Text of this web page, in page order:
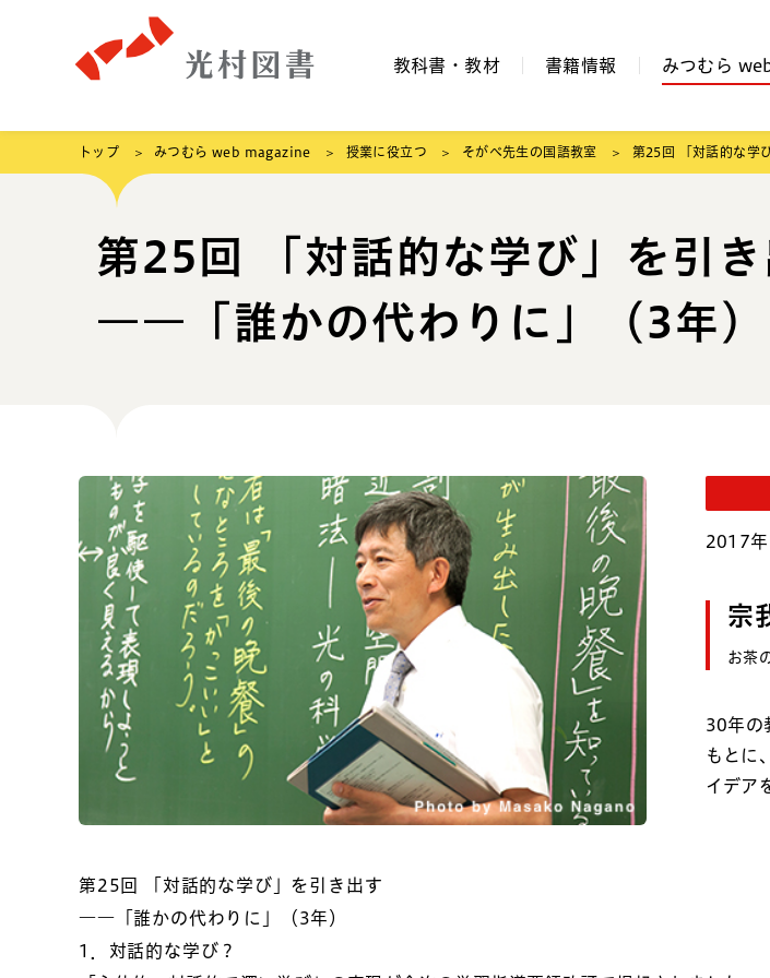
教科書・教材 書籍情報 みつむら
トップ みつむら web magazine 授業に役立つ そがべ先生の国語教室 第25回 「対話的な学
第25回 「対話的な学び」を引き
――「誰かの代わりに」（3年）
2017
宗
お茶
30年の
もとに
イデア
第25回
「対話的な学び」を引き出す
――「誰かの代わりに」（3年）
1．対話的な学び？